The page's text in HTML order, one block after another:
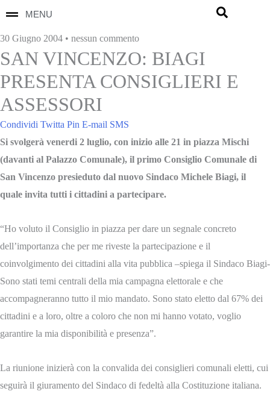
MENU
30 Giugno 2004 • nessun commento
SAN VINCENZO: BIAGI
PRESENTA CONSIGLIERI E
ASSESSORI
Condividi Twitta Pin E-mail SMS
Si svolgerà venerdi 2 luglio, con inizio alle 21 in piazza Mischi
(davanti al Palazzo Comunale), il primo Consiglio Comunale di
San Vincenzo presieduto dal nuovo Sindaco Michele Biagi, il
quale invita tutti i cittadini a partecipare.
“Ho voluto il Consiglio in piazza per dare un segnale concreto
dell’importanza che per me riveste la partecipazione e il
coinvolgimento dei cittadini alla vita pubblica –spiega il Sindaco Biagi-
Sono stati temi centrali della mia campagna elettorale e che
accompagneranno tutto il mio mandato. Sono stato eletto dal 67% dei
cittadini e a loro, oltre a coloro che non mi hanno votato, voglio
garantire la mia disponibilità e presenza”.
La riunione inizierà con la convalida dei consiglieri comunali eletti, cui
seguirà il giuramento del Sindaco di fedeltà alla Costituzione italiana.